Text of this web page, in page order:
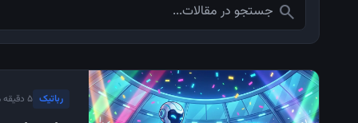
search
رباتیک ۵ دقیقه مطالعه